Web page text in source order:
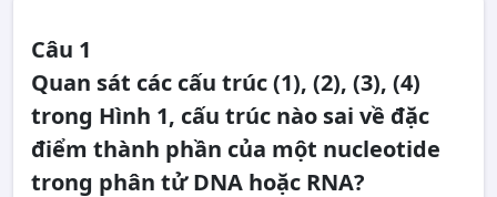
Câu 1
Quan sát các cấu trúc (1), (2), (3), (4)
trong Hình 1, cấu trúc nào sai về đặc
điểm thành phần của một nucleotide
trong phân tử DNA hoặc RNA?